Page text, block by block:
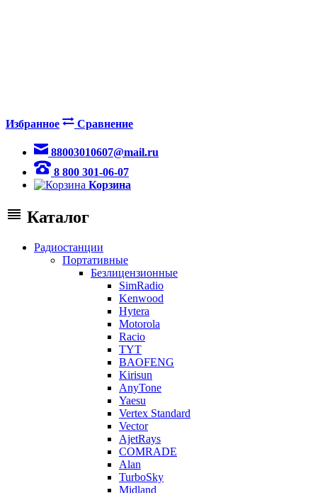
Избранное Сравнение
88003010607@mail.ru
8 800 301-06-07
Корзина
Каталог
Радиостанции
Портативные
Безлицензионные
SimRadio
Kenwood
Hytera
Motorola
Racio
TYT
BAOFENG
Kirisun
AnyTone
Yaesu
Vertex Standard
Vector
AjetRays
COMRADE
Alan
TurboSky
Midland